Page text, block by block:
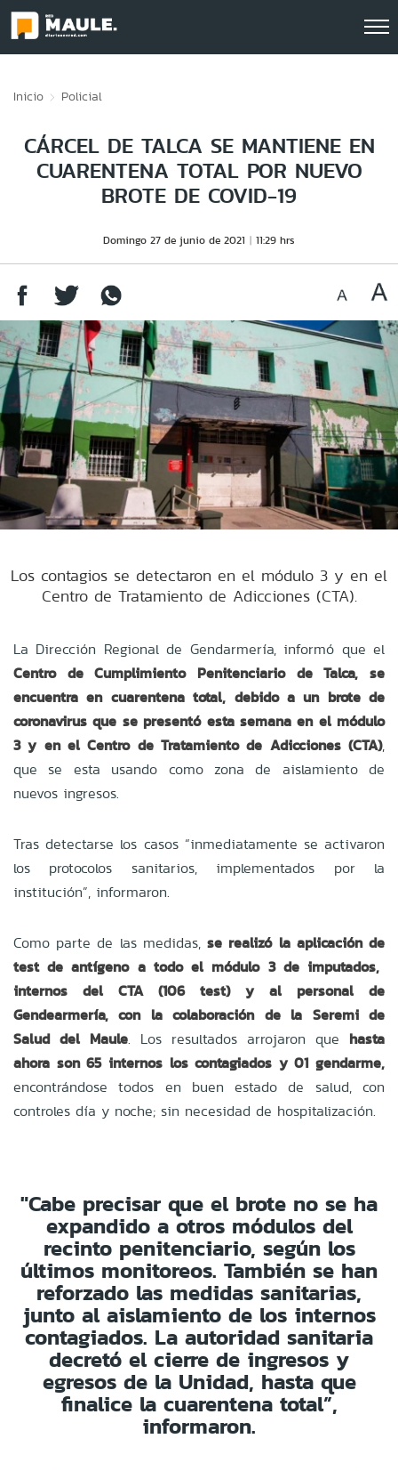
Inicio Policial
CÁRCEL DE TALCA SE MANTIENE EN
CUARENTENA TOTAL POR NUEVO
BROTE DE COVID-19
Domingo 27 de junio de 2021 11:29 hrs
Los contagios se detectaron en el módulo 3 y en el
Centro de Tratamiento de Adicciones (CTA).
La Dirección Regional de Gendarmería, informó que el
Centro de Cumplimiento Penitenciario de Talca, se
encuentra en cuarentena total, debido a un brote de
coronavirus que se presentó esta semana en el módulo
3 y en el Centro de Tratamiento de Adicciones (CTA),
que se esta usando como zona de aislamiento de
nuevos ingresos.
Tras detectarse los casos “inmediatamente se activaron
los protocolos sanitarios, implementados por la
institución”, informaron.
Como parte de las medidas,se realizó la aplicación de
test de antígeno a todo el módulo 3 de imputados,
internos del CTA (106 test) y al personal de
Gendearmería, con la colaboración de la Seremi de
Salud del Maule. Los resultados arrojaron que hasta
ahora son 65 internos los contagiados y 01 gendarme,
encontrándose todos en buen estado de salud, con
controles día y noche; sin necesidad de hospitalización.
"Cabe precisar que el brote no se ha
expandido a otros módulos del
recinto penitenciario, según los
últimos monitoreos. También se han
reforzado las medidas sanitarias,
junto al aislamiento de los internos
contagiados. La autoridad sanitaria
decretó el cierre de ingresos y
egresos de la Unidad, hasta que
finalice la cuarentena total”,
informaron.